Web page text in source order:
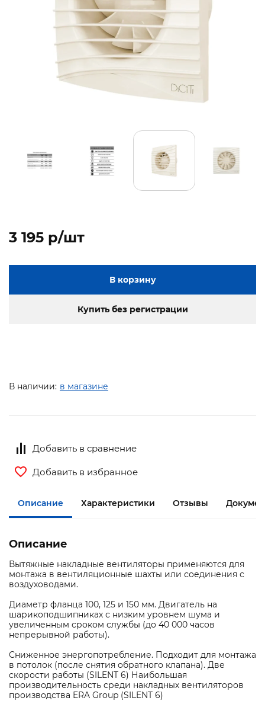
3 195 p/шт
В корзину
Купить без регистрации
В наличии: в магазине
Добавить в сравнение
Добавить в избранное
Описание Характеристики Отзывы
Описание
Вытяжные накладные вентиляторы применяются для
монтажа в вентиляционные шахты или соединения с
воздуховодами.
Диаметр фланца 100, 125 и 150 мм. Двигатель на
шарикоподшипниках с низким уровнем шума и
увеличенным сроком службы (до 40 000 часов
непрерывной работы).
Сниженное энергопотребление. Подходит для монтажа
в потолок (после снятия обратного клапана). Две
скорости работы (SILENT 6) Наибольшая
производительность cреди накладных вентиляторов
производства ERA Group (SILENT 6)